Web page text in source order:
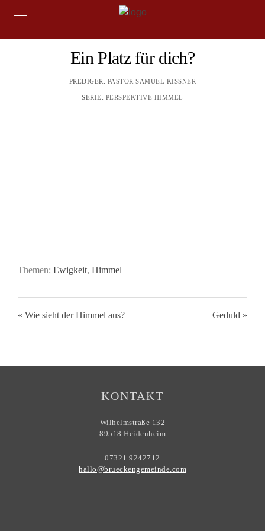
Ein Platz für dich?
PREDIGER: PASTOR SAMUEL KISSNER
SERIE: PERSPEKTIVE HIMMEL
Themen: Ewigkeit, Himmel
« Wie sieht der Himmel aus? Geduld »
KONTAKT
Wilhelmstraße 132
89518 Heidenheim
07321 9242712
hallo@brueckengemeinde.com